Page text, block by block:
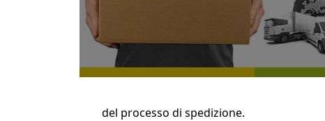
del processo di spedizione.